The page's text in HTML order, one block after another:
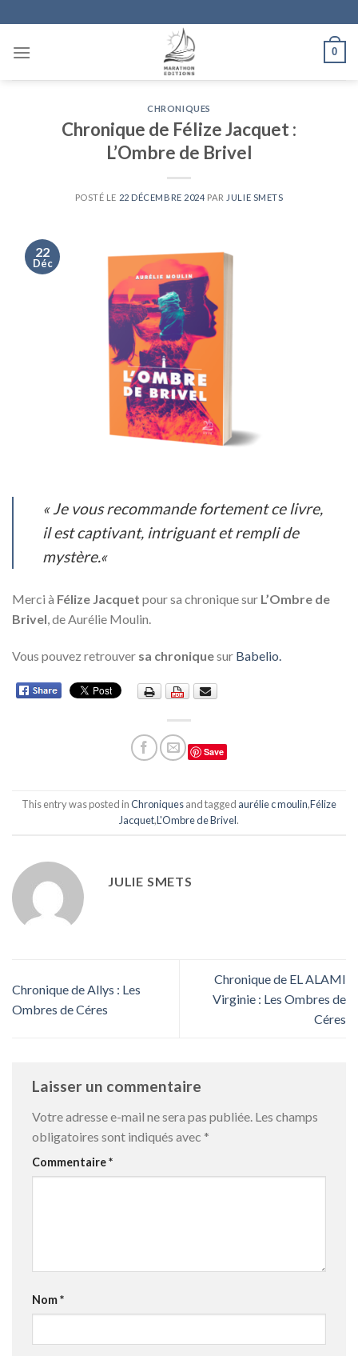
to
content
0
CHRONIQUES
Chronique de Félize Jacquet :
L’Ombre de Brivel
POSTÉ LE 22 DÉCEMBRE 2024 PAR JULIE SMETS
22
Déc
« Je vous recommande fortement ce livre,
il est captivant, intriguant et rempli de
mystère.«
Merci à Félize Jacquet pour sa chronique sur L’Ombre de
Brivel, de Aurélie Moulin.
Vous pouvez retrouver sa chroniquesur Babelio.
Save
This entry was posted inChroniquesand tagged aurélie c moulin,Félize
Jacquet,L'Ombre de Brivel.
JULIE SMETS
Chronique de Allys : Les
Ombres de Céres
Chronique de EL ALAMI
Virginie : Les Ombres de
Céres
Laisser un commentaire
Votre adresse e-mail ne sera pas publiée. Les champs
obligatoires sont indiqués avec *
Commentaire*
Nom*